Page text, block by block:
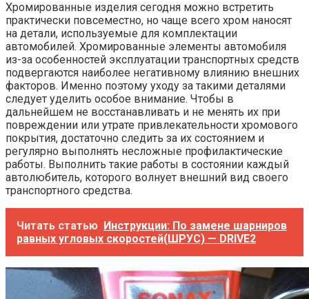
Хромированные изделия сегодня можно встретить
практически повсеместно, но чаще всего хром наносят
на детали, используемые для комплектации
автомобилей. Хромированные элементы автомобиля
из-за особенностей эксплуатации транспортных средств
подвергаются наиболее негативному влиянию внешних
факторов. Именно поэтому уходу за такими деталями
следует уделить особое внимание. Чтобы в
дальнейшем не восстанавливать и не менять их при
повреждении или утрате привлекательности хромового
покрытия, достаточно следить за их состоянием и
регулярно выполнять несложные профилактические
работы. Выполнить такие работы в состоянии каждый
автолюбитель, которого волнует внешний вид своего
транспортного средства.
Читать статью Инструкции: По замене шарниров
равных угловых скоростей(ШРУС) — DRIVE2